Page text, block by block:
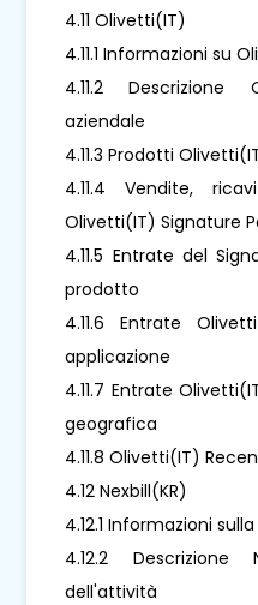
4.11 Olivetti(IT)
4.11.1 Informazioni su
4.11.2 Descrizione
aziendale
4.11.3 Prodotti
4.11.4 Vendite,
Olivetti(IT) Signature
4.11.5 Entrate del
prodotto
4.11.6 Entrate
applicazione
4.11.7 Entrate
geografica
4.11.8 Olivetti(IT)
4.12 Nexbill(KR)
4.12.1 Informazioni
4.12.2 Descrizione
dell'attività